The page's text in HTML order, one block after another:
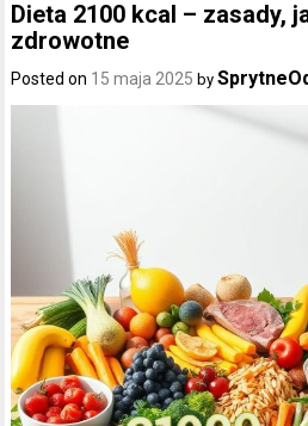
Dieta 2100 kcal – zasady,
zdrowotne
Posted on 15 maja 2025 by